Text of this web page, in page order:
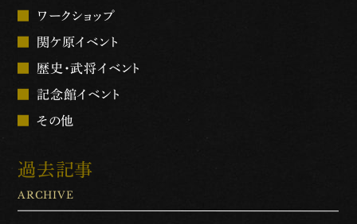
ワークショップ
関ケ原イベント
歴史・武将イベント
記念館イベント
その他
過去記事
ARCHIVE